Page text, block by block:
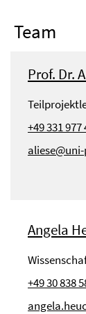
Team
Prof. Dr.
+49 331 977
Angela
+49 30 838